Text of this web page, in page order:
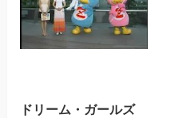
ドリーム・ガールズ